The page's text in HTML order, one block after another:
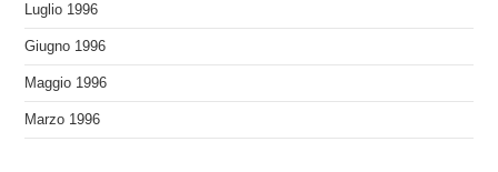
Luglio 1996
Giugno 1996
Maggio 1996
Marzo 1996